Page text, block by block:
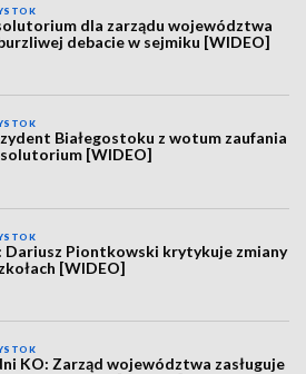
dla zarządu województwa
debacie w sejmiku [WIDEO]
Białegostoku z wotum zaufania
[WIDEO]
Dariusz Piontkowski krytykuje zmiany
[WIDEO]
KO: Zarząd województwa zasługuje